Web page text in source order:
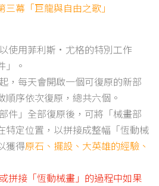
幕「巨龍與自由之歌」
使用菲利斯·尤格的特別工作
」。
，每天會開啟一個可復原的新部
順序依次復原，總共六個。
件」全部復原後，可將「械畫部
特定位置，以拼接成整幅「恆動械
獲得原石、擺設、大英雄的經驗、
拼接「恆動械畫」的過程中如果